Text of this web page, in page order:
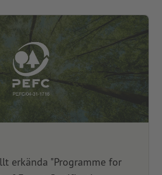
erkända "Programme for